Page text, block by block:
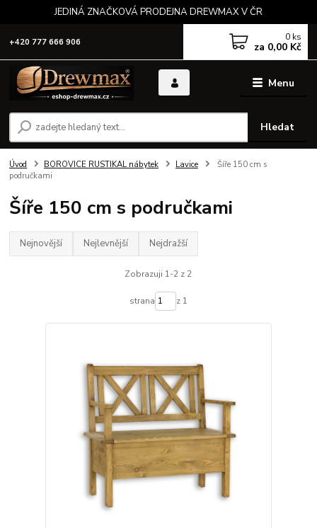
JEDINÁ ZNAČKOVÁ PRODEJNA DREWMAX V ČR
Menu
Hledat
+420 777 666 906 0 ks
za 0,00 Kč
Úvod BOROVICE RUSTIKAL nábytek Lavice
Šíře 150 cm s
područkami
Šíře 150 cm s područkami
Nejnovější Nejlevnější Nejdražší
Zobrazuji 1-2 z 2
strana z 1